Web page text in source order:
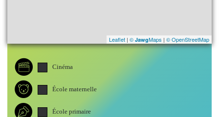
Leaflet | © JawgMaps | © OpenStreetMap
Cinéma
École maternelle
École primaire